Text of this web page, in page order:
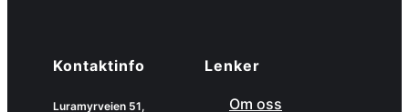
Kontaktinfo
Luramyrveien 51,
Lenker
Om oss